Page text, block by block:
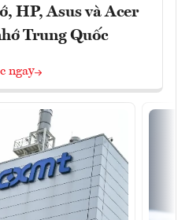
HP, Asus và Acer
Trung Quốc
ngay